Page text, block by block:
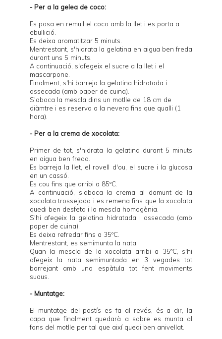
- Per a la gelea de coco:
Es posa en remull el coco amb la llet i es porta a
ebullició.
Es deixa aromatitzar 5 minuts.
Mentrestant, s'hidrata la gelatina en aigua ben freda
durant uns 5 minuts.
A continuació, s'afegeix el sucre a la llet i el
mascarpone.
Finalment, s'hi barreja la gelatina hidratada i
assecada (amb paper de cuina).
S'aboca la mescla dins un motlle de 18 cm de
diàmtre i es reserva a la nevera fins que qualli (1
hora).
- Per a la crema de xocolata:
Primer de tot, s'hidrata la gelatina durant 5 minuts
en aigua ben freda.
Es barreja la llet, el rovell d'ou, el sucre i la glucosa
en un cassó.
Es cou fins que arribi a 85ºC.
A continuació, s'aboca la crema al damunt de la
xocolata trossejada i es remena fins que la xocolata
quedi ben desfeta i la mescla homogènia.
S'hi afegeix la gelatina hidratada i assecada (amb
paper de cuina).
Es deixa refredar fins a 35ºC.
Mentrestant, es semimunta la nata.
Quan la mescla de la xocolata arribi a 35ºC, s'hi
afegeix la nata semimuntada en 3 vegades tot
barrejant amb una espàtula tot fent moviments
suaus.
- Muntatge:
El muntatge del pastís es fa al revés, és a dir, la
capa que finalment quedarà a sobre es munta al
fons del motlle per tal que així quedi ben anivellat.